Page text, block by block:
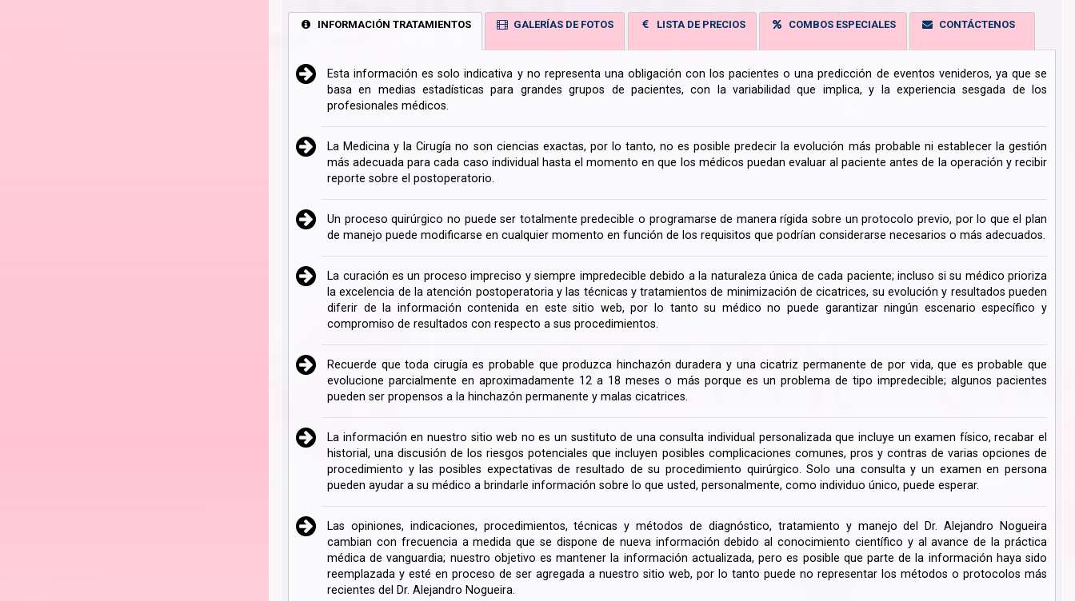
INFORMACIÓN TRATAMIENTOS GALERÍAS DE FOTOS LISTA DE PRECIOS COMBOS ESPECIALES CONTÁCTENOS
Esta información es solo indicativa y no representa una obligación con los pacientes o una predicción de eventos venideros, ya que se
basa en medias estadísticas para grandes grupos de pacientes, con la variabilidad que implica, y la experiencia sesgada de los
profesionales médicos.
La Medicina y la Cirugía no son ciencias exactas, por lo tanto, no es posible predecir la evolución más probable ni establecer la gestión
más adecuada para cada caso individual hasta el momento en que los médicos puedan evaluar al paciente antes de la operación y recibir
reporte sobre el postoperatorio.
Un proceso quirúrgico no puede ser totalmente predecible o programarse de manera rígida sobre un protocolo previo, por lo que el plan
de manejo puede modificarse en cualquier momento en función de los requisitos que podrían considerarse necesarios o más adecuados.
La curación es un proceso impreciso y siempre impredecible debido a la naturaleza única de cada paciente; incluso si su médico prioriza
la excelencia de la atención postoperatoria y las técnicas y tratamientos de minimización de cicatrices, su evolución y resultados pueden
diferir de la información contenida en este sitio web, por lo tanto su médico no puede garantizar ningún escenario específico y
compromiso de resultados con respecto a sus procedimientos.
Recuerde que toda cirugía es probable que produzca hinchazón duradera y una cicatriz permanente de por vida, que es probable que
evolucione parcialmente en aproximadamente 12 a 18 meses o más porque es un problema de tipo impredecible; algunos pacientes
pueden ser propensos a la hinchazón permanente y malas cicatrices.
La información en nuestro sitio web no es un sustituto de una consulta individual personalizada que incluye un examen físico, recabar el
historial, una discusión de los riesgos potenciales que incluyen posibles complicaciones comunes, pros y contras de varias opciones de
procedimiento y las posibles expectativas de resultado de su procedimiento quirúrgico. Solo una consulta y un examen en persona
pueden ayudar a su médico a brindarle información sobre lo que usted, personalmente, como individuo único, puede esperar.
Las opiniones, indicaciones, procedimientos, técnicas y métodos de diagnóstico, tratamiento y manejo del Dr. Alejandro Nogueira
cambian con frecuencia a medida que se dispone de nueva información debido al conocimiento científico y al avance de la práctica
médica de vanguardia; nuestro objetivo es mantener la información actualizada, pero es posible que parte de la información haya sido
reemplazada y esté en proceso de ser agregada a nuestro sitio web, por lo tanto puede no representar los métodos o protocolos más
recientes del Dr. Alejandro Nogueira.